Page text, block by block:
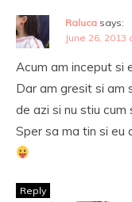
Raluca says:
June 26, 2013
Acum am inceput si
Dar am gresit si am
de azi si nu stiu cum
Sper sa ma tin si eu
Reply